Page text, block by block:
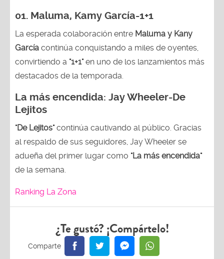
01. Maluma, Kamy García-1+1
La esperada colaboración entre Maluma y Kany
García continúa conquistando a miles de oyentes,
convirtiendo a "1+1"en uno de los lanzamientos más
destacados de la temporada.
La más encendida: Jay Wheeler-De
Lejitos
"De Lejitos"continúa cautivando al público. Gracias
al respaldo de sus seguidores, Jay Wheeler se
adueña del primer lugar como "La más encendida"
de la semana.
Ranking La Zona
¿Te gustó? ¡Compártelo!